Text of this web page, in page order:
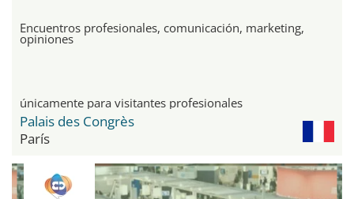
Encuentros profesionales, comunicación, marketing,
opiniones
únicamente para visitantes profesionales
Palais des Congrès
París